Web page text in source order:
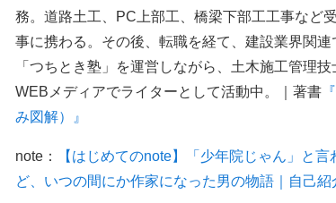
務。道路土工、PC上部工、橋梁下部工工事など
事に携わる。その後、転職を経て、建設業界関
「つちとき塾」を運営しながら、土木施工管理
WEBメディアでライターとして活動中。｜著書
み図解）』
note：
【はじめてのnote】「少年院じゃん」と
ど、いつの間にか作家になった男の物語｜自己紹